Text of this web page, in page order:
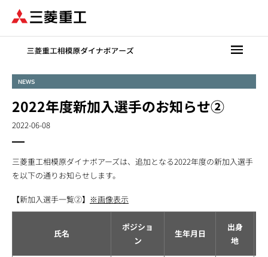
ン
NEWS
2022年度新加入選手のお知らせ②
2022-06-08
三菱重工相模原ダイナボアーズは、追加となる2022年度の新加入選手
を以下の通りお知らせします。
【新加入選手一覧②】 ※画像表示
氏名
ポジショ
ン
生年月日
出身
地